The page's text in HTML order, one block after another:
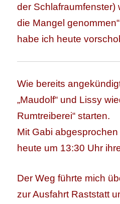
der Schlafraumfenster)
die Mangel genommen“
habe ich heute
Wie bereits
„Maudolf“ und Lissy
Rumtreiberei“ starten.
Mit Gabi
heute um 13:30 Uhr
Der Weg führte mich
zur Ausfahrt Raststatt